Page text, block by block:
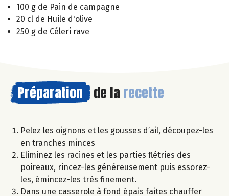
100 g de Pain de campagne
20 cl de Huile d'olive
250 g de Céleri rave
Préparation de la recette
Pelez les oignons et les gousses d’ail, découpez-les
en tranches minces
Eliminez les racines et les parties flétries des
poireaux, rincez-les généreusement puis essorez-
les, émincez-les très finement.
Dans une casserole à fond épais faites chauffer